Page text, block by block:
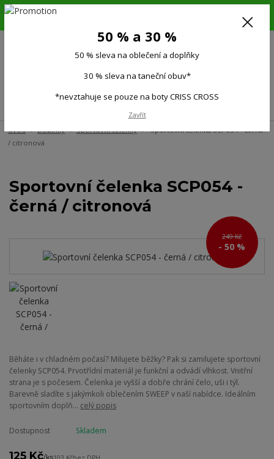
6.-16.8.26. DOVOLENÁ !!! 50 % SLEVA na všechno oblečení a doplňky !!!
(Po-Pá 9:00-15.00)
Úvod Doplňky Sportovní čelenky
Sportovní čelenka SCP054 - černá
/ citronová
Sportovní čelenka SCP054 -
černá / citronová
249 Kč
- 50 %
Běháte i v chladném počasí? Milujete běžky? Pak si zamilujete sportovní
čelenky SCP054. Prvotřídní materiál je funkční a odvádí vlhkost. Vnitřní
strana je s počesem. Čelenka je vyšší a dobře chrání čelo, uši i týl.
Barevně sladíte s jakýmkoli oblečením SWEEP v naší nabídce. Ideálním
sportovním doplň... celý popis
Dostupnost Skladem
125 Kč
50 % a 30 %
50 % sleva na oblečení a doplňky
30 % sleva na taneční obuv*
*nevztahuje se pouze na boty CRISS CROSS
Zavřít